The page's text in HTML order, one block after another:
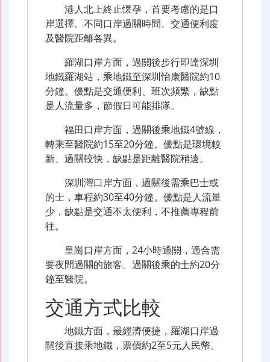
港人北上終止懷孕，首要考慮的是口
岸選擇。不同口岸過關時間、交通便利度
及醫院距離各異。
羅湖口岸方面，過關後步行即達深圳
地鐵羅湖站，乘地鐵至深圳怡康醫院約10
分鐘。優點是交通便利、班次頻繁，缺點
是人流量多，節假日可能排隊。
福田口岸方面，過關後乘地鐵4號線，
轉乘至醫院約15至20分鐘。優點是環境較
新、過關較快，缺點是距離醫院稍遠。
深圳灣口岸方面，過關後需乘巴士或
的士，車程約30至40分鐘。優點是人流量
少，缺點是交通不太便利，不推薦專程前
往。
皇崗口岸方面，24小時通關，適合需
要夜間過關的旅客。過關後乘的士約20分
鐘至醫院。
交通方式比較
地鐵方面，最經濟便捷，羅湖口岸過
關後直接乘地鐵，票價約2至5元人民幣。